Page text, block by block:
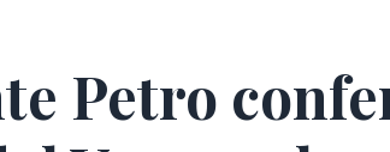
Petro